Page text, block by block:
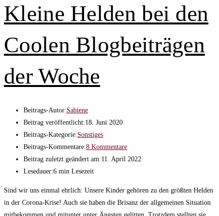
Kleine Helden bei den
Coolen Blogbeiträgen
der Woche
Beitrags-Autor:Sabiene
Beitrag veröffentlicht:18. Juni 2020
Beitrags-Kategorie:Sonstiges
Beitrags-Kommentare:8 Kommentare
Beitrag zuletzt geändert am:11. April 2022
Lesedauer:6 min Lesezeit
Sind wir uns einmal ehrlich: Unsere Kinder gehören zu den größten Helden
in der Corona-Krise! Auch sie haben die Brisanz der allgemeinen Situation